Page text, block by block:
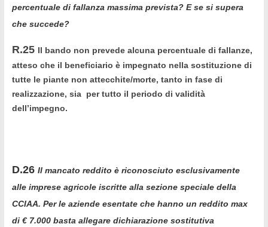
percentuale di fallanza massima prevista? E se si supera
che succede?
R.25 Il bando non prevede alcuna percentuale di fallanze,
atteso che il beneficiario è impegnato nella sostituzione di
tutte le piante non attecchite/morte, tanto in fase di
realizzazione, sia per tutto il periodo di validità
dell’impegno.
D.26 Il mancato reddito è riconosciuto esclusivamente
alle imprese agricole iscritte alla sezione speciale della
CCIAA. Per le aziende esentate che hanno un reddito max
di € 7.000 basta allegare dichiarazione sostitutiva